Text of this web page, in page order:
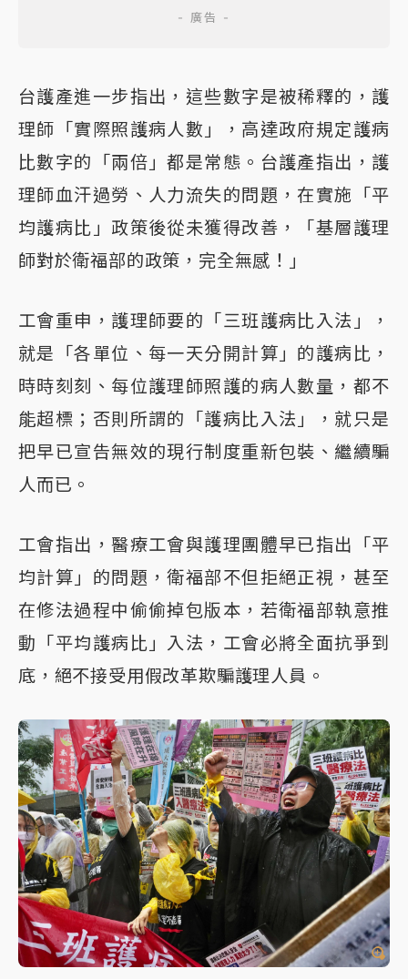
台護產進一步指出，這些數字是被稀釋的，護
理師「實際照護病人數」，高達政府規定護病
比數字的「兩倍」都是常態。台護產指出，護
理師血汗過勞、人力流失的問題，在實施「平
均護病比」政策後從未獲得改善，「基層護理
師對於衛福部的政策，完全無感！」
工會重申，護理師要的「三班護病比入法」，
就是「各單位、每一天分開計算」的護病比，
時時刻刻、每位護理師照護的病人數量，都不
能超標；否則所謂的「護病比入法」，就只是
把早已宣告無效的現行制度重新包裝、繼續騙
人而已。
工會指出，醫療工會與護理團體早已指出「平
均計算」的問題，衛福部不但拒絕正視，甚至
在修法過程中偷偷掉包版本，若衛福部執意推
動「平均護病比」入法，工會必將全面抗爭到
底，絕不接受用假改革欺騙護理人員。